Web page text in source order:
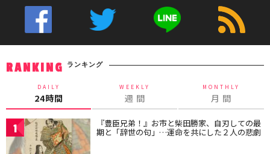
RANKING ランキング
DAILY
24時間
WEEKLY
週 間
MONTHLY
月 間
1 『豊臣兄弟！』お市と柴田勝家、自刃しての最
期と「辞世の句」…運命を共にした２人の悲劇